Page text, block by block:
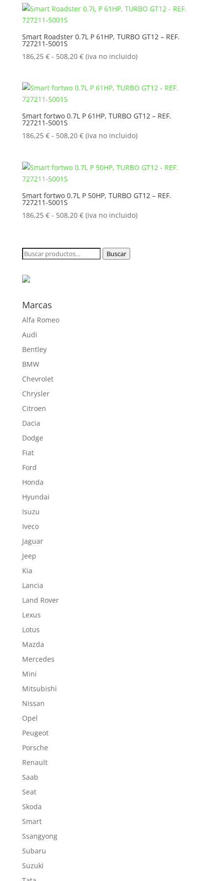
desde
hasta
Smart Roadster 0.7L P 61HP, TURBO GT12 – REF.
727211-5001S
186,25 € - 508,20 €Rango
desde
hasta
(iva no incluido)
Smart fortwo 0.7L P 61HP, TURBO GT12 – REF.
727211-5001S
186,25 € - 508,20 €Rango
desde
hasta
(iva no incluido)
Smart fortwo 0.7L P 50HP, TURBO GT12 – REF.
727211-5001S
186,25 € - 508,20 €Rango
desde
186,25 €
(iva no incluido)
Buscar
Buscar
Marcas
Alfa Romeo
Audi
Bentley
BMW
Chevrolet
Chrysler
Citroen
Dacia
Dodge
Fiat
Ford
Honda
Hyundai
Isuzu
Iveco
Jaguar
Jeep
Kia
Lancia
Land Rover
Lexus
Lotus
Mazda
Mercedes
Mini
Mitsubishi
Nissan
Opel
Peugeot
Porsche
Renault
Saab
Seat
Skoda
Smart
Ssangyong
Subaru
Suzuki